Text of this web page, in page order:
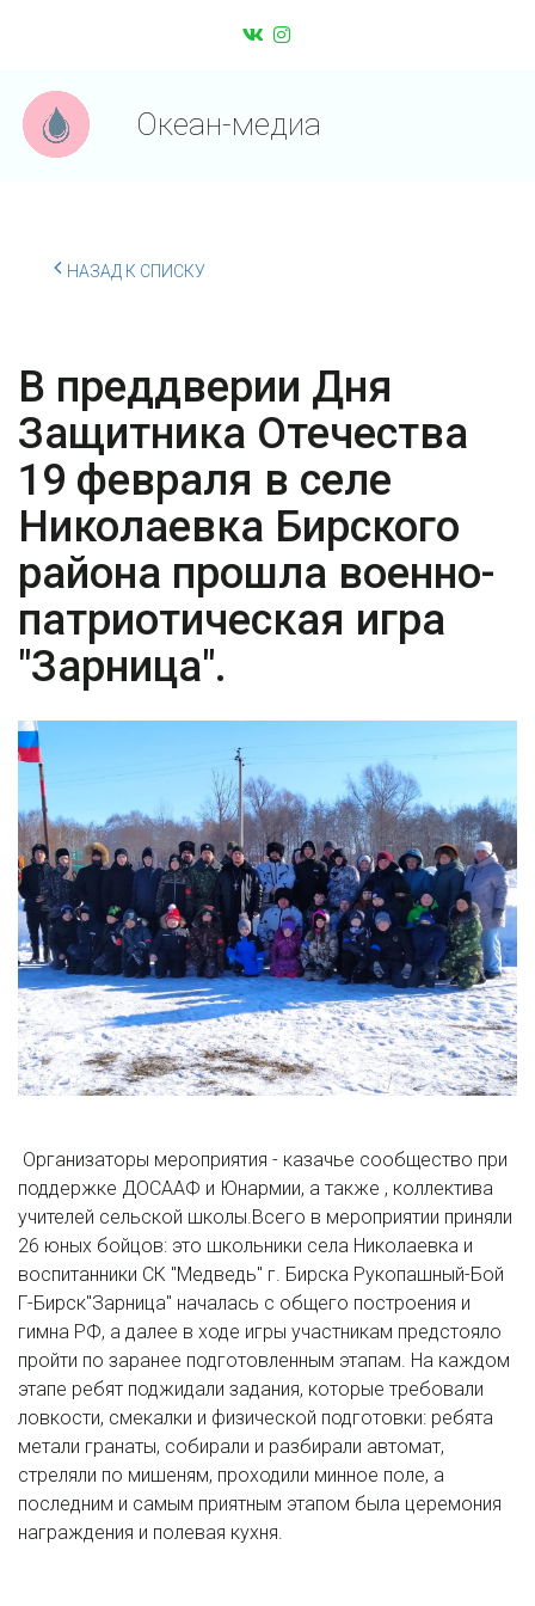
Океан-медиа
НАЗАД К СПИСКУ
В преддверии Дня
Защитника Отечества
19 февраля в селе
Николаевка Бирского
района прошла военно-
патриотическая игра
"Зарница".
Организаторы мероприятия - казачье сообщество при
поддержке ДОСААФ и Юнармии, а также , коллектива
учителей сельской школы.Всего в мероприятии приняли
26 юных бойцов: это школьники села Николаевка и
воспитанники СК "Медведь" г. Бирска Рукопашный-Бой
Г-Бирск"Зарница" началась с общего построения и
гимна РФ, а далее в ходе игры участникам предстояло
пройти по заранее подготовленным этапам. На каждом
этапе ребят поджидали задания, которые требовали
ловкости, смекалки и физической подготовки: ребята
метали гранаты, собирали и разбирали автомат,
стреляли по мишеням, проходили минное поле, а
последним и самым приятным этапом была церемония
награждения и полевая кухня.